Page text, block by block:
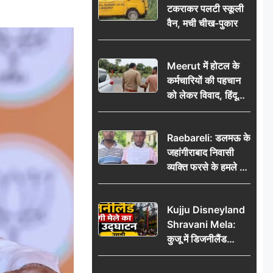
टकराकर पलटी स्कूली
वैन, मची चीख-पुकार
Meerut में होटल के
कर्मचारियों की पहचान
को लेकर विवाद, हिंदू
सुरक्षा संगठन ने उठाए
की मांग
Raebareli: डलमऊ के
जहांगीराबाद निवासी
व्यक्ति फरसे के हमले में
घायल थाने में शिकायत
हजार’, रकम न देने पर
कार्रवाई ठंडी!
Kujju Disneyland
Shravani Mela:
कुजू में डिजनीलैंड
श्रावणी मेले का भव्य